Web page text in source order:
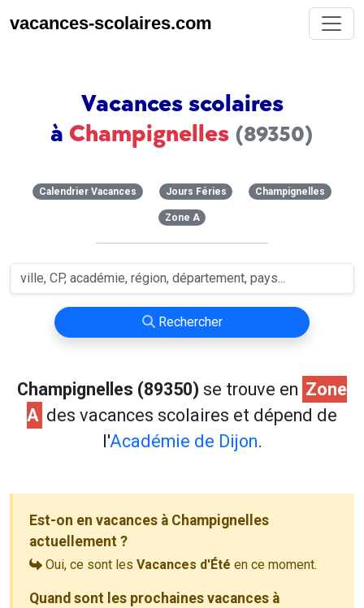
vacances-scolaires.com
Vacances scolaires
à Champignelles (89350)
Calendrier Vacances Jours Féries Champignelles
Zone A
Rechercher
Champignelles (89350) se trouve en Zone
A des vacances scolaires et dépend de
l'Académie de Dijon.
Est-on en vacances à Champignelles
actuellement ?
Oui, ce sont les Vacances d'Été en ce moment.
Quand sont les prochaines vacances à